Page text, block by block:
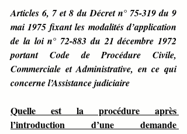
Articles 6, 7 et 8 du Décret n° 75-319 du 9
mai 1975 fixant les modalités d’application
de la loi n° 72-883 du 21 décembre 1972
portant Code de Procédure Civile,
Commerciale et Administrative, en ce qui
concerne l’Assistance judiciaire
Quelle est la procédure après
l’introduction d’une demande